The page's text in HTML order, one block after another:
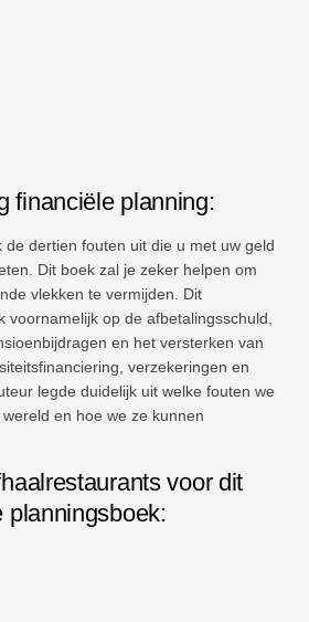
financiële planning:
de dertien fouten uit die u met uw geld
Dit boek zal je zeker helpen om
vlekken te vermijden. Dit
voornamelijk op de afbetalingsschuld,
en het versterken van
verzekeringen en
legde duidelijk uit welke fouten we
en hoe we ze kunnen
voor dit
planningsboek: